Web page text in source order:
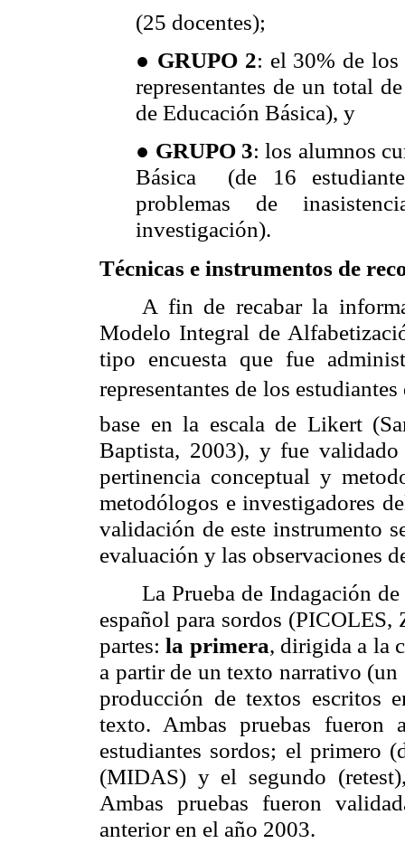
(25 docentes);
● GRUPO 2: el 30% de los
representantes de un total
de Educación Básica), y
● GRUPO 3: los alumnos
Básica (de 16
problemas de
investigación).
Técnicas e instrumentos de
A fin de recabar la
Modelo Integral de
tipo encuesta que fue
representantes de los estudiantes
base en la escala de Likert
Baptista, 2003), y fue
pertinencia conceptual y
metodólogos e investigadores
validación de este instrumento
evaluación y las observaciones
La Prueba de Indagación
español para sordos
partes:la primera, dirigida a la
a partir de un texto narrativo
producción de textos escritos
texto. Ambas pruebas
estudiantes sordos; el primero
(MIDAS) y el segundo
Ambas pruebas fueron
anterior en el año 2003.